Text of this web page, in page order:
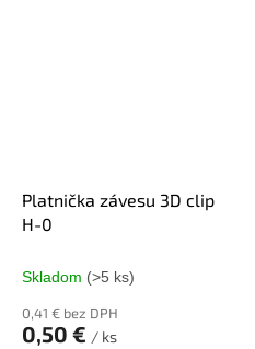
Platnička závesu 3D clip
H-0
Skladom (>5 ks)
0,41 € bez DPH
0,50 € / ks